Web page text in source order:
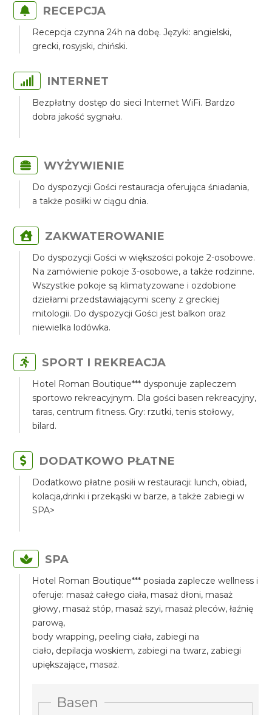
RECEPCJA
Recepcja czynna 24h na dobę. Języki: angielski,
grecki, rosyjski, chiński.
INTERNET
Bezpłatny dostęp do sieci Internet WiFi. Bardzo
dobra jakość sygnału.
WYŻYWIENIE
Do dyspozycji Gości restauracja oferująca śniadania,
a także posiłki w ciągu dnia.
ZAKWATEROWANIE
Do dyspozycji Gości w większości pokoje 2-osobowe.
Na zamówienie pokoje 3-osobowe, a także rodzinne.
Wszystkie pokoje są klimatyzowane i ozdobione
dziełami przedstawiającymi sceny z greckiej
mitologii. Do dyspozycji Gości jest balkon oraz
niewielka lodówka.
SPORT I REKREACJA
Hotel Roman Boutique*** dysponuje zapleczem
sportowo rekreacyjnym. Dla gości basen rekreacyjny,
taras, centrum fitness. Gry: rzutki, tenis stołowy,
bilard.
DODATKOWO PŁATNE
Dodatkowo płatne posiłi w restauracji: lunch, obiad,
kolacja,drinki i przekąski w barze, a także zabiegi w
SPA>
SPA
Hotel Roman Boutique*** posiada zaplecze wellness i
oferuje: masaż całego ciała, masaż dłoni, masaż
głowy, masaż stóp, masaż szyi, masaż pleców, łaźnię
parową,
body wrapping, peeling ciała, zabiegi na
ciało, depilacja woskiem, zabiegi na twarz, zabiegi
upiększające, masaż.
Basen